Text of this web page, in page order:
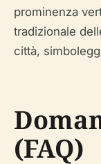
prominenza
tradizionale
città,
(FAQ)